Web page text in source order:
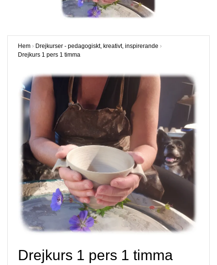
Hem › Drejkurser - pedagogiskt, kreativt, inspirerande ›
Drejkurs 1 pers 1 timma
Drejkurs 1 pers 1 timma